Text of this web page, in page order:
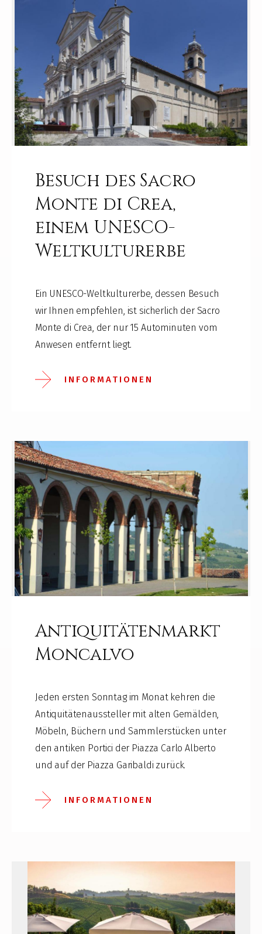
Besuch des Sacro
Monte di Crea,
einem UNESCO-
Weltkulturerbe
Ein UNESCO-Weltkulturerbe, dessen Besuch
wir Ihnen empfehlen, ist sicherlich der Sacro
Monte di Crea, der nur 15 Autominuten vom
Anwesen entfernt liegt.
INFORMATIONEN
Antiquitätenmarkt
Moncalvo
Jeden ersten Sonntag im Monat kehren die
Antiquitätenaussteller mit alten Gemälden,
Möbeln, Büchern und Sammlerstücken unter
den antiken Portici der Piazza Carlo Alberto
und auf der Piazza Garibaldi zurück.
INFORMATIONEN